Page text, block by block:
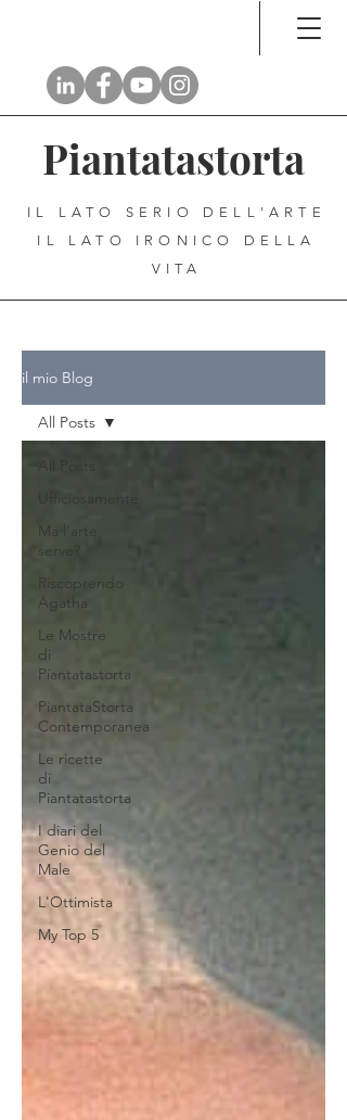
Piantatastorta
IL LATO SERIO DELL'ARTE
IL LATO IRONICO DELLA
VITA
il mio Blog
Ufficiosamente
Ma l'arte
serve?
Riscoprendo
Agatha
Le Mostre
di
Piantatastorta
PiantataStorta
Contemporanea
Le ricette
di
Piantatastorta
I diari del
Genio del
Male
L'Ottimista
My Top 5
All Posts